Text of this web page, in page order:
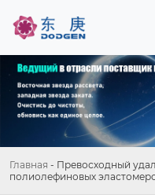
Главная - Превосходный
полиолефиновых